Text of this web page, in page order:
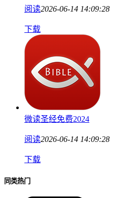
阅读2026-06-14 14:09:28
下载
微读圣经免费2024
阅读2026-06-14 14:09:28
下载
同类热门